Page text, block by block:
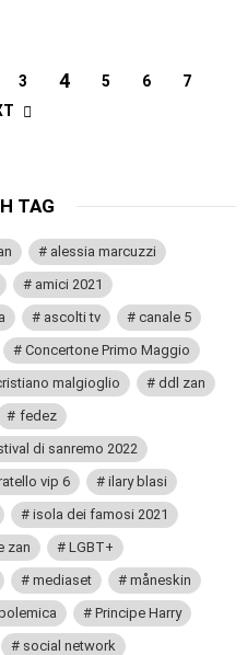
3 4 5 6
7
TAG
alessia marcuzzi
amici 2021
ascolti tv
canale 5
Concertone Primo Maggio
malgioglio
ddl zan
fedez
di sanremo 2022
vip 6
ilary blasi
isola dei famosi 2021
zan
LGBT+
mediaset
måneskin
Principe Harry
social network